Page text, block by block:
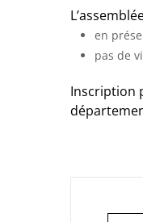
en
pas de
Inscription